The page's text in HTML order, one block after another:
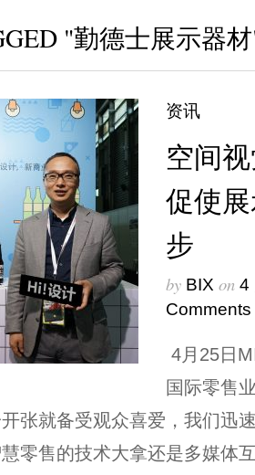
"勤德士展示器
资讯
空间
促使
步
by BIX on 4
Comments
4月25日
国际零售
张就备受观众喜爱，我们迅
零售的技术大拿还是多媒体